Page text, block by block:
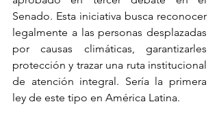
Senado. Esta iniciativa busca reconocer
legalmente a las personas desplazadas
por causas climáticas, garantizarles
protección y trazar una ruta institucional
de atención integral. Sería la primera
ley de este tipo en América Latina.